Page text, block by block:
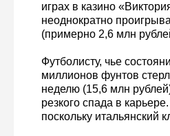
играх в казино
неоднократно
(примерно 2,6 млн
Футболисту, чье
миллионов фунтов
неделю (15,6 млн
резкого спада в
поскольку итальянский